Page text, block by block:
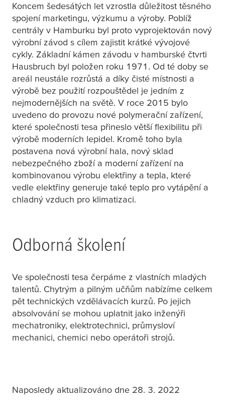
Koncem šedesátých let vzrostla důležitost těsného
spojení marketingu, výzkumu a výroby. Poblíž
centrály v Hamburku byl proto vyprojektován nový
výrobní závod s cílem zajistit krátké vývojové
cykly. Základní kámen závodu v hamburské čtvrti
Hausbruch byl položen roku 1971. Od té doby se
areál neustále rozrůstá a díky čisté místnosti a
výrobě bez použití rozpouštědel je jedním z
nejmodernějších na světě. V roce 2015 bylo
uvedeno do provozu nové polymerační zařízení,
které společnosti tesa přineslo větší flexibilitu při
výrobě moderních lepidel. Kromě toho byla
postavena nová výrobní hala, nový sklad
nebezpečného zboží a moderní zařízení na
kombinovanou výrobu elektřiny a tepla, které
vedle elektřiny generuje také teplo pro vytápění a
chladný vzduch pro klimatizaci.
Odborná školení
Ve společnosti tesa čerpáme z vlastních mladých
talentů. Chytrým a pilným učňům nabízíme celkem
pět technických vzdělávacích kurzů. Po jejich
absolvování se mohou uplatnit jako inženýři
mechatroniky, elektrotechnici, průmysloví
mechanici, chemici nebo operátoři strojů.
Naposledy aktualizováno dne 28. 3. 2022